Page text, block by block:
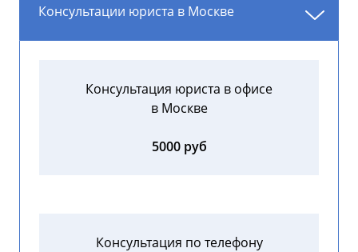
Консультации юриста в Москве
Консультация юриста в офисе
в Москве
5000 руб
Консультация по телефону